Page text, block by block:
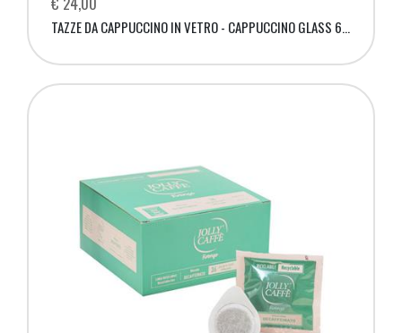
TAZZE DA CAPPUCCINO IN VETRO - CAPPUCCINO GLASS 6 PZ.